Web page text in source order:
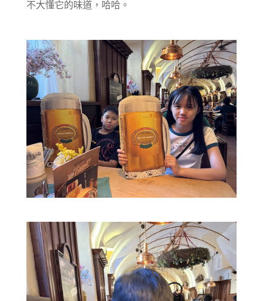
不大懂它的味道，哈哈。